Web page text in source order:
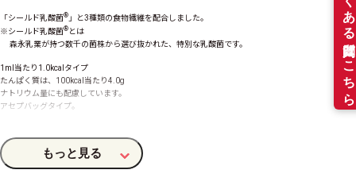
「シールド乳酸菌®」と3種類の食物繊維を配合しました。
※シールド乳酸菌®とは
森永乳業が持つ数千の菌株から選び抜かれた、特別な乳酸菌です。
1ml当たり1.0kcalタイプ
たんぱく質は、100kcal当たり4.0g
ナトリウム量にも配慮しています。
アセプバッグタイプ。
［ラインナップ］
300ml（300kcal）×20袋入り